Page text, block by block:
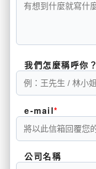
我們怎麼稱呼你？
e-mail
公司名稱